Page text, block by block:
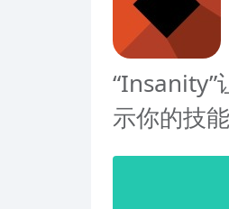
“Insanity”
示你的技